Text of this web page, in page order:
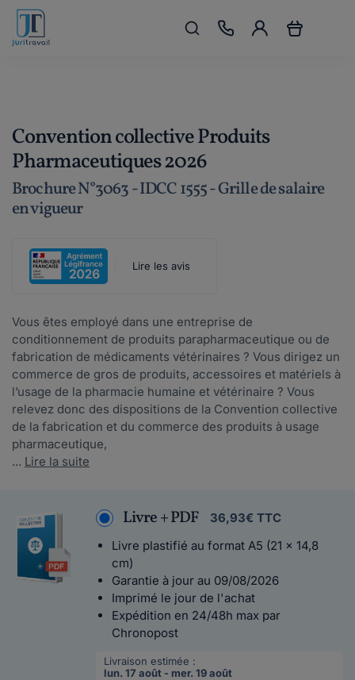
Convention collective Produits
Pharmaceutiques 2026
Brochure N°3063 - IDCC 1555 - Grille de salaire
en vigueur
Lire les avis
Vous êtes employé dans une entreprise de
conditionnement de produits parapharmaceutique ou de
fabrication de médicaments vétérinaires ? Vous dirigez un
commerce de gros de produits, accessoires et matériels à
l’usage de la pharmacie humaine et vétérinaire ? Vous
relevez donc des dispositions de la Convention collective
de la fabrication et du commerce des produits à usage
pharmaceutique,
... Lire la suite
Livre + PDF
36,93€ TTC
Livre plastifié au format A5 (21 x 14,8
cm)
Garantie à jour au 09/08/2026
Imprimé le jour de l'achat
Expédition en 24/48h max par
Chronopost
Livraison estimée :
lun. 17 août - mer. 19 août